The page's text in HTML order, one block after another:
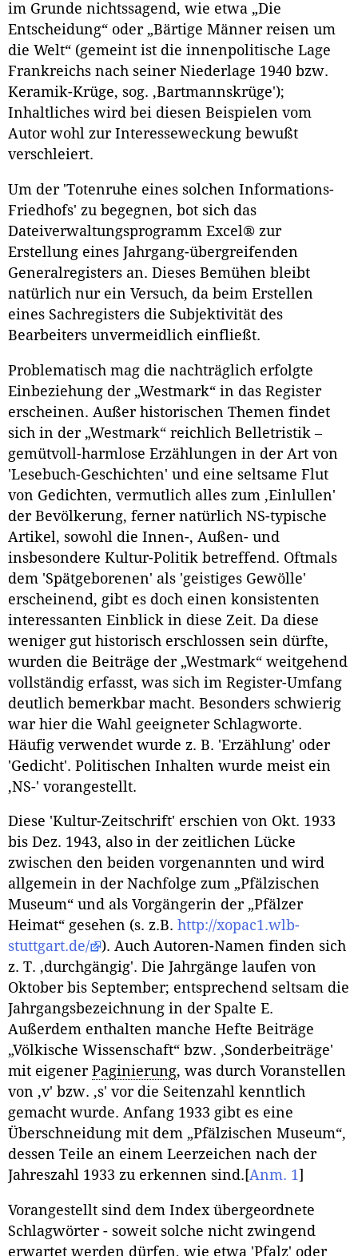
im Grunde nichtssagend, wie etwa „Die
Entscheidung“ oder „Bärtige Männer reisen um
die Welt“ (gemeint ist die innenpolitische Lage
Frankreichs nach seiner Niederlage 1940 bzw.
Keramik-Krüge, sog. ‚Bartmannskrüge');
Inhaltliches wird bei diesen Beispielen vom
Autor wohl zur Interesseweckung bewußt
verschleiert.
Um der 'Totenruhe eines solchen Informations-
Friedhofs' zu begegnen, bot sich das
Dateiverwaltungsprogramm Excel® zur
Erstellung eines Jahrgang-übergreifenden
Generalregisters an. Dieses Bemühen bleibt
natürlich nur ein Versuch, da beim Erstellen
eines Sachregisters die Subjektivität des
Bearbeiters unvermeidlich einfließt.
Problematisch mag die nachträglich erfolgte
Einbeziehung der „Westmark“ in das Register
erscheinen. Außer historischen Themen findet
sich in der „Westmark“ reichlich Belletristik –
gemütvoll-harmlose Erzählungen in der Art von
'Lesebuch-Geschichten' und eine seltsame Flut
von Gedichten, vermutlich alles zum ‚Einlullen'
der Bevölkerung, ferner natürlich NS-typische
Artikel, sowohl die Innen-, Außen- und
insbesondere Kultur-Politik betreffend. Oftmals
dem 'Spätgeborenen' als 'geistiges Gewölle'
erscheinend, gibt es doch einen konsistenten
interessanten Einblick in diese Zeit. Da diese
weniger gut historisch erschlossen sein dürfte,
wurden die Beiträge der „Westmark“ weitgehend
vollständig erfasst, was sich im Register-Umfang
deutlich bemerkbar macht. Besonders schwierig
war hier die Wahl geeigneter Schlagworte.
Häufig verwendet wurde z. B. 'Erzählung' oder
'Gedicht'. Politischen Inhalten wurde meist ein
‚NS-' vorangestellt.
Diese 'Kultur-Zeitschrift' erschien von Okt. 1933
bis Dez. 1943, also in der zeitlichen Lücke
zwischen den beiden vorgenannten und wird
allgemein in der Nachfolge zum „Pfälzischen
Museum“ und als Vorgängerin der „Pfälzer
Heimat“ gesehen (s. z.B. http://xopac1.wlb-
stuttgart.de/
). Auch Autoren-Namen finden sich
z. T. ‚durchgängig'. Die Jahrgänge laufen von
Oktober bis September; entsprechend seltsam die
Jahrgangsbezeichnung in der Spalte E.
Außerdem enthalten manche Hefte Beiträge
„Völkische Wissenschaft“ bzw. ‚Sonderbeiträge'
mit eigener Paginierung, was durch Voranstellen
von ‚v' bzw. ‚s' vor die Seitenzahl kenntlich
gemacht wurde. Anfang 1933 gibt es eine
Überschneidung mit dem „Pfälzischen Museum“,
dessen Teile an einem Leerzeichen nach der
Jahreszahl 1933 zu erkennen sind. [Anm. 1]
Vorangestellt sind dem Index übergeordnete
Schlagwörter - soweit solche nicht zwingend
erwartet werden dürfen, wie etwa 'Pfalz' oder